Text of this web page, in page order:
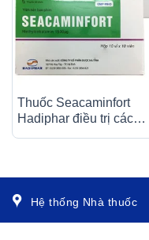
Thuốc Seacaminfort
Hadiphar điều trị các
Hệ thống Nhà thuốc